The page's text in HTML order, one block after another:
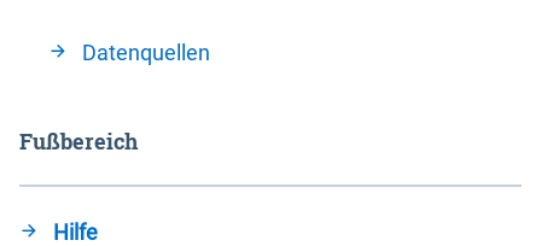
Datenquellen
Fußbereich
Hilfe